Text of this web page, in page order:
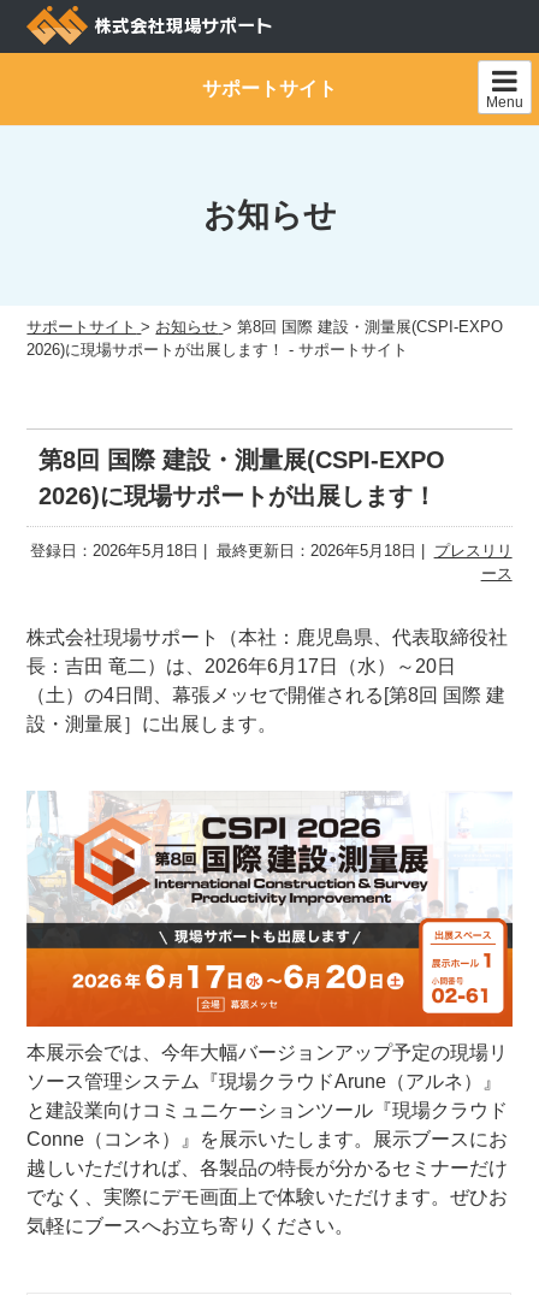
Skip
サポートサイト
Menu
お知らせ
サポートサイト > お知らせ >第8回 国際 建設・測量展(CSPI-EXPO
2026)に現場サポートが出展します！ - サポートサイト
第8回 国際 建設・測量展(CSPI-EXPO
2026)に現場サポートが出展します！
登録日：2026年5月18日 最終更新日：2026年5月18日
プレスリリ
ース
株式会社現場サポート（本社：鹿児島県、代表取締役社
長：吉田 竜二）は、2026年6月17日（水）～20日
（土）の4日間、幕張メッセで開催される[第8回 国際 建
設・測量展］に出展します。
本展示会では、今年大幅バージョンアップ予定の現場リ
ソース管理システム『現場クラウドArune（アルネ）』
と建設業向けコミュニケーションツール『現場クラウド
Conne（コンネ）』を展示いたします。展示ブースにお
越しいただければ、各製品の特長が分かるセミナーだけ
でなく、実際にデモ画面上で体験いただけます。ぜひお
気軽にブースへお立ち寄りください。